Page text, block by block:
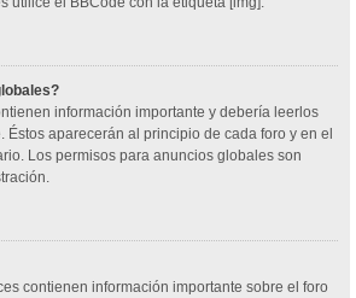
información importante y debería leerlos
Éstos aparecerán al principio de cada foro y en el
Los permisos para anuncios globales son
contienen información importante sobre el foro